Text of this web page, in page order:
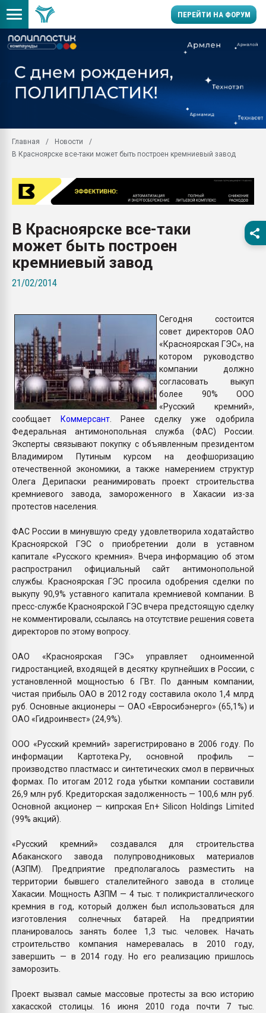
ПЕРЕЙТИ НА ФОРУМ
заводу пластмасс"
28.07.2026
пластмасс
28.07.2026
ПЕРЕЙТИ НА
Главная
Новости
В Красноярске все-таки может быть построен кремниевый завод
В Красноярске все-таки
может быть построен
кремниевый завод
21/02/2014
Сегодня состоится
совет директоров ОАО
«Красноярская ГЭС», на
котором руководство
компании должно
согласовать выкуп
более 90% ООО
«Русский кремний»,
сообщает Коммерсант. Ранее сделку уже одобрила
Федеральная антимонопольная служба (ФАС) России.
Эксперты связывают покупку с объявленным президентом
Владимиром Путиным курсом на деофшоризацию
отечественной экономики, а также намерением структур
Олега Дерипаски реанимировать проект строительства
кремниевого завода, замороженного в Хакасии из-за
протестов населения.
ФАС России в минувшую среду удовлетворила ходатайство
Красноярской ГЭС о приобретении доли в уставном
капитале «Русского кремния». Вчера информацию об этом
распространил официальный сайт антимонопольной
службы. Красноярская ГЭС просила одобрения сделки по
выкупу 90,9% уставного капитала кремниевой компании. В
пресс-службе Красноярской ГЭС вчера предстоящую сделку
не комментировали, ссылаясь на отсутствие решения совета
директоров по этому вопросу.
ОАО «Красноярская ГЭС» управляет одноименной
гидростанцией, входящей в десятку крупнейших в России, с
установленной мощностью 6 ГВт. По данным компании,
чистая прибыль ОАО в 2012 году составила около 1,4 млрд
руб. Основные акционеры — ОАО «Евросибэнерго» (65,1%) и
ОАО «Гидроинвест» (24,9%).
ООО «Русский кремний» зарегистрировано в 2006 году. По
информации Картотека.Ру, основной профиль —
производство пластмасс и синтетических смол в первичных
формах. По итогам 2012 года убытки компании составили
26,9 млн руб. Кредиторская задолженность — 100,6 млн руб.
Основной акционер — кипрская En+ Silicon Holdings Limited
(99% акций).
«Русский кремний» создавался для строительства
Абаканского завода полупроводниковых материалов
(АЗПМ). Предприятие предполагалось разместить на
территории бывшего сталелитейного завода в столице
Хакасии. Мощность АЗПМ — 4 тыс. т поликристаллического
кремния в год, который должен был использоваться для
изготовления солнечных батарей. На предприятии
планировалось занять более 1,3 тыс. человек. Начать
строительство компания намеревалась в 2010 году,
завершить — в 2014 году. Но его реализацию пришлось
заморозить.
Проект вызвал самые массовые протесты за всю историю
хакасской столицы. 16 июня 2010 года почти 7 тыс.